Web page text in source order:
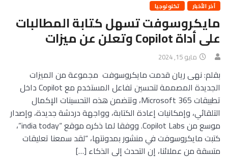
آخر الأخبار تكنولوجيا
مايكروسوفت تسهل كتابة المطالبات
على أداة Copilot وتعلن عن ميزات
مايو 15, 2024
بقلم: نهى ريان قدمت مايكروسوفت مجموعة من الميزات
الجديدة المصممة لتحسين تفاعل المستخدم مع Copilot داخل
تطبيقات Microsoft 365، وتتضمن هذه التحسينات الإكمال
التلقائي، وإمكانيات إعادة الكتابة، وواجهة دردشة جديدة، وإصدار
موسع من Copilot Labs. ووفقا لما ذكره موقع “india today”،
كتبت مايكروسوفت في منشور بمدونتها، “لقد سمعنا تعليقات
متسقة من عملائنا، إن التحدث إلى الذكاء […]